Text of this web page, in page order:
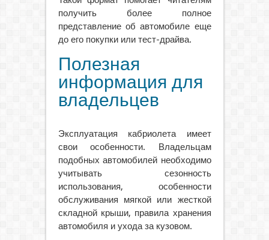
получить более полное
представление об автомобиле еще
до его покупки или тест-драйва.
Полезная
информация для
владельцев
Эксплуатация кабриолета имеет
свои особенности. Владельцам
подобных автомобилей необходимо
учитывать сезонность
использования, особенности
обслуживания мягкой или жесткой
складной крыши, правила хранения
автомобиля и ухода за кузовом.